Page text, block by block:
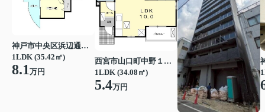
神戸市中央区浜辺通３丁目
1LDK (35.42㎡)
8.1万円
西宮市山口町中野１丁目
1LDK (34.08㎡)
5.4万円